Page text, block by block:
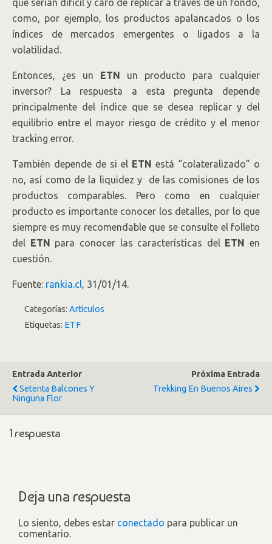
que serían difícil y caro de replicar a través de un fondo,
como, por ejemplo, los productos apalancados o los
índices de mercados emergentes o ligados a la
volatilidad.
Entonces, ¿es un ETN
un producto para cualquier
inversor? La respuesta a esta pregunta depende
principalmente del índice que se desea replicar y del
equilibrio entre el mayor riesgo de crédito y el menor
tracking error.
También depende de si el ETN está “colateralizado” o
no, así como de la liquidez y de las comisiones de los
productos comparables. Pero como en cualquier
producto es importante conocer los detalles, por lo que
siempre es muy recomendable que se consulte el folleto
del
ETN para conocer las características del ETN
en
cuestión.
Fuente: rankia.cl, 31/01/14.
Categorías: Artículos
Etiquetas: ETF
Entrada Anterior
Setenta Balcones Y
Ninguna Flor
Próxima Entrada
Trekking En Buenos Aires
1 respuesta
Deja una respuesta
Lo siento, debes estar conectado para publicar un
comentario.